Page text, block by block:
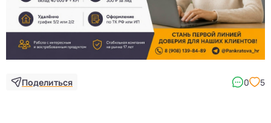
Поделиться 0 5